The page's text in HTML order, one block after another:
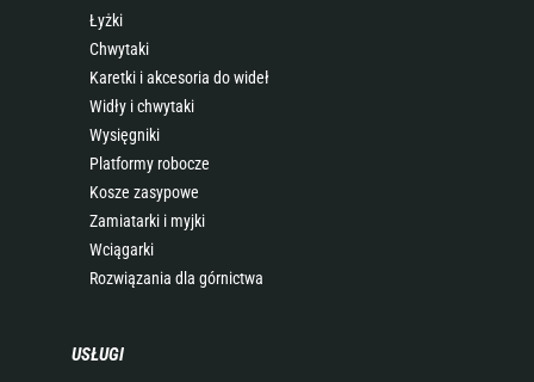
Łyżki
Chwytaki
Karetki i akcesoria do wideł
Widły i chwytaki
Wysięgniki
Platformy robocze
Kosze zasypowe
Zamiatarki i myjki
Wciągarki
Rozwiązania dla górnictwa
USŁUGI